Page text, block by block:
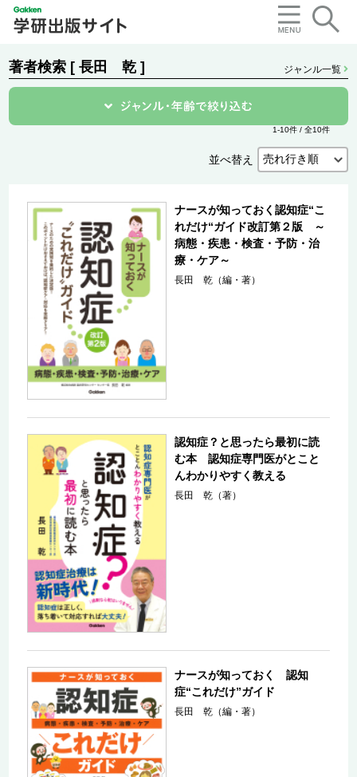
著者検索 [ 長田 乾 ] ジャンル一覧
1-10件 / 全10件
並べ替え
ナースが知っておく認知症“こ
れだけ“ガイド改訂第２版 ～
病態・疾患・検査・予防・治
療・ケア～
長田 乾（編・著）
認知症？と思ったら最初に読
む本 認知症専門医がとこと
んわかりやすく教える
長田 乾（著）
ナースが知っておく 認知
症“これだけ”ガイド
長田 乾（編・著）